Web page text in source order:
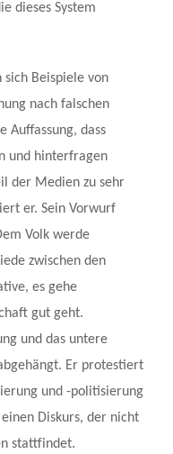
dieses System
sich Beispiele von
nach falschen
dass
und hinterfragen
der Medien zu sehr
er. Sein Vorwurf
Volk werde
zwischen den
es gehe
gut geht.
und das untere
Er protestiert
und -politisierung
Diskurs, der nicht
stattfindet.